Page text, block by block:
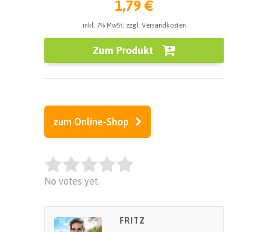
1,79 €
inkl. 7% MwSt. zzgl. Versandkosten
Zum Produkt
zum Online-Shop
Rate this item:
SUBMIT RATING
No votes yet.
FRITZ